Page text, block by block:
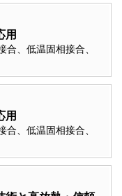
用
、低温固相接合、
用
、低温固相接合、